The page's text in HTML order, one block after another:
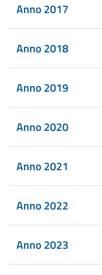
Anno 2017
Anno 2018
Anno 2019
Anno 2020
Anno 2021
Anno 2022
Anno 2023